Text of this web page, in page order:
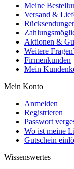
Meine
Versand &
Aktionen &
Weitere
Firmenkunden
Mein
Mein Konto
Anmelden
Registrieren
Passwort
Wo ist meine
Gutschein
Wissenswertes